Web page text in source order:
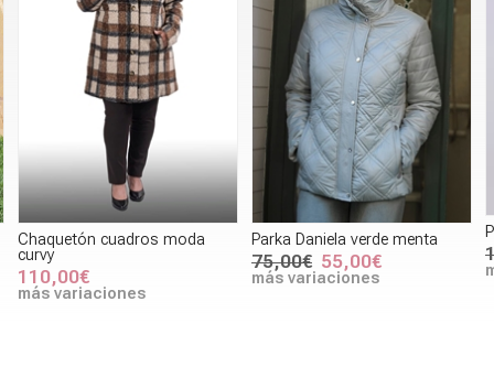
Chaquetón cuadros moda
curvy
110,00€
más variaciones
Parka Daniela verde menta
75,00€ 55,00€
más variaciones